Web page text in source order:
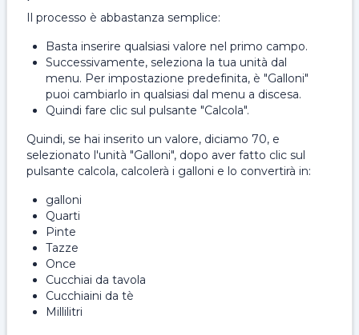
Il processo è abbastanza semplice:
Basta inserire qualsiasi valore nel primo campo.
Successivamente, seleziona la tua unità dal
menu. Per impostazione predefinita, è "Galloni"
puoi cambiarlo in qualsiasi dal menu a discesa.
Quindi fare clic sul pulsante "Calcola".
Quindi, se hai inserito un valore, diciamo 70, e
selezionato l'unità "Galloni", dopo aver fatto clic sul
pulsante calcola, calcolerà i galloni e lo convertirà in:
galloni
Quarti
Pinte
Tazze
Once
Cucchiai da tavola
Cucchiaini da tè
Millilitri